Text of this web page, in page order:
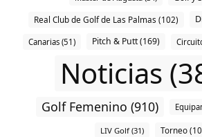
Real Club de Golf de Las Palmas (102)
Canarias (51) Pitch & Putt (169)
Noticias
Golf Femenino (910)
LIV Golf (31) Torneo